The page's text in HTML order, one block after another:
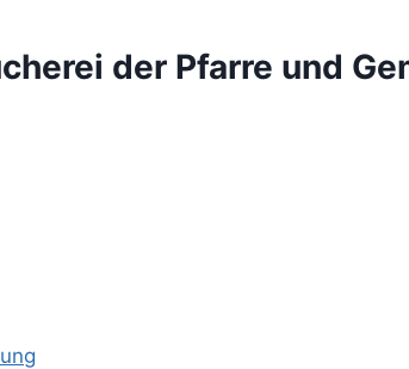
der Pfarre und